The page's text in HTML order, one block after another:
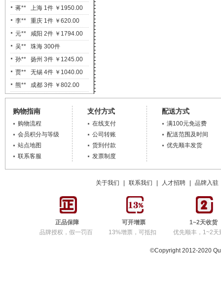
￥2949.70
蒋** 上海 1件 ￥1950.00
李** 重庆 1件 ￥620.00
元** 咸阳 2件 ￥1794.00
吴** 珠海 300件
￥20940.03
孙** 扬州 3件 ￥1245.00
贾** 无锡 4件 ￥1040.00
熊** 成都 3件 ￥802.00
肖** 哈尔滨 1件 ￥4500.00
张** 苏州 3件 ￥823.00
陈** 天津 1件 ￥1650.00
张** 常州 14件 ￥2279.00
陈** 苏州 1件 ￥1350.00
徐** 济宁 1件 ￥515.00
马** 重庆 20件 ￥300.00
赵** 南京 29件 ￥7140.00
魏** 嘉兴 2件 ￥1700.00
购物指南
购物流程
会员积分与等级
站点地图
联系客服
支付方式
在线支付
公司转账
货到付款
发票制度
配送方式
满100元免运费
配送范围及时间
优先顺丰发货
关于我们 联系我们 人才招聘 品牌入驻
正品保障
品牌授权，假一罚百
可开增票
13%增票，可抵扣
1~2天收货
优先顺丰，1~2天
©Copyright 2012-2020